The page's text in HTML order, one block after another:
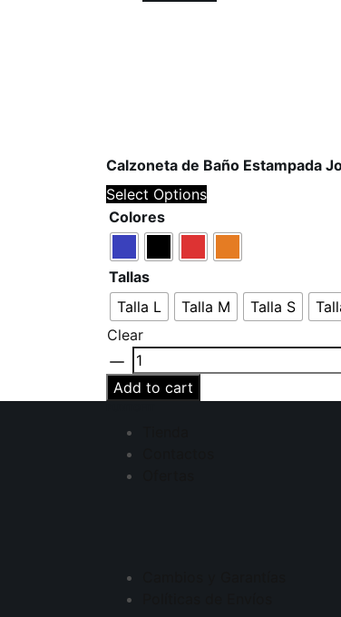
Calzoneta de Baño Estampada
Select Options
Colores
Tallas
Talla L
Talla M Talla S
Clear
Calzoneta
de
Baño
Add to cart